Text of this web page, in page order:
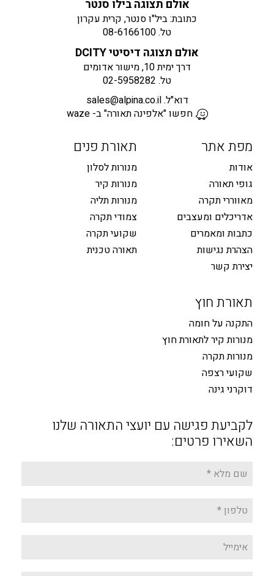
אולם תצוגה בילו סנטר
כתובת: ביל"ו סנטר, קרית עקרון
טל.08-6166100
אולם תצוגה דיסיטי DCITY
דרך ימית 10, מישור אדומים
טל. 02-5958282
דוא"ל.sales@alpina.co.il
חפשו "אלפינה תאורה" ב- waze
מפת אתר
אודות
גופי תאורה
מאווררי תקרה
אדריכלים ומעצבים
כתבות ומאמרים
הצהרת נגישות
יצירת קשר
תאורת פנים
מנורות לסלון
מנורות קיר
מנורות תליה
צמודי תקרה
שקועי תקרה
תאורה טכנית
תאורת חוץ
התקנה על חומה
מנורות קיר לתאורת חוץ
מנורות תקרה
שקועי רצפה
דוקרני גינה
לקביעת פגישה עם יועצי התאורה שלנו
השאירו פרטים: